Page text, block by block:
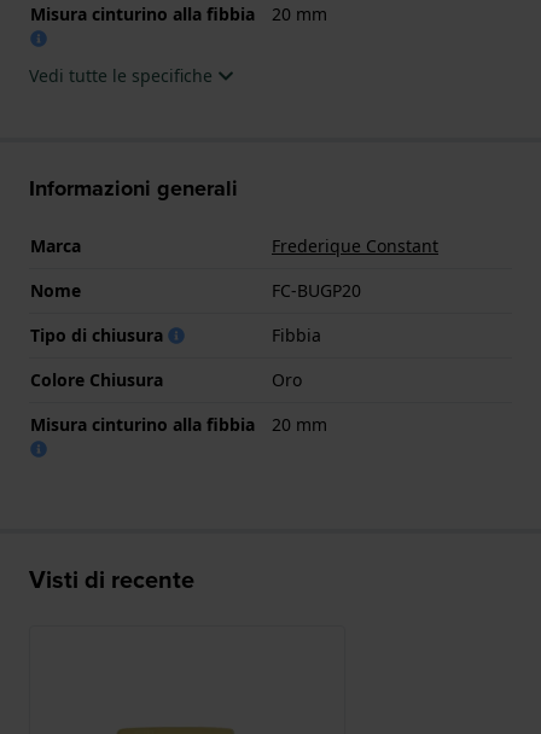
Misura cinturino alla fibbia
20 mm
Vedi tutte le specifiche
Informazioni generali
Marca
Frederique Constant
Nome
FC-BUGP20
Tipo di chiusura
Fibbia
Colore Chiusura
Oro
Misura cinturino alla fibbia
20 mm
Visti di recente